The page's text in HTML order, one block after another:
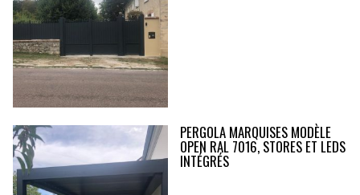
PERGOLA MARQUISES MODÈLE
OPEN RAL 7016, STORES ET LEDS
INTÉGRÉS